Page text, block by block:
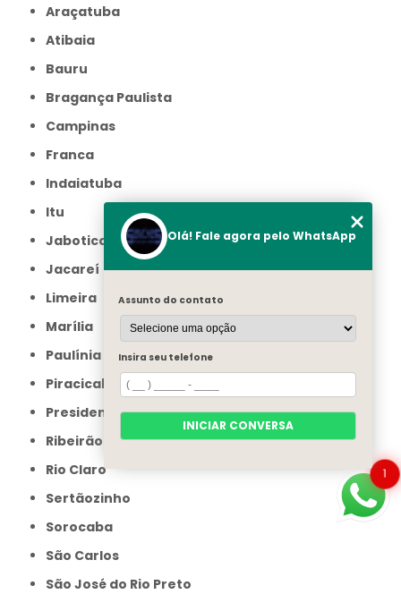
Araçatuba
Atibaia
Bauru
Bragança Paulista
Campinas
Franca
Indaiatuba
Itu
Jaboticabal
Jacareí
Limeira
Marília
Paulínia
Piracicaba
Presidente Prudente
Ribeirão Preto
Rio Claro
Sertãozinho
Sorocaba
São Carlos
São José do Rio Preto
1
Olá! Fale agora pelo WhatsApp
Assunto do contato
Insira seu telefone
INICIAR CONVERSA